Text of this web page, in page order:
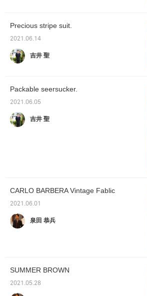
Precious stripe suit.
2021.06.14
吉井 聖
Packable seersucker.
2021.06.05
吉井 聖
CARLO BARBERA Vintage Fablic
2021.06.01
泉田 恭兵
SUMMER BROWN
2021.05.28